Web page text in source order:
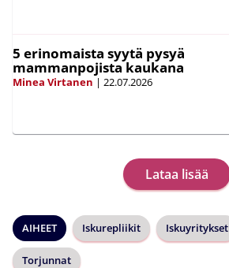
5 erinomaista syytä pysyä
mammanpojista kaukana
Minea Virtanen | 22.07.2026
Lataa lisää
AIHEET Iskurepliikit Iskuyritykset
Torjunnat